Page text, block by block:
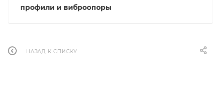
профили и виброопоры
НАЗАД К СПИСКУ